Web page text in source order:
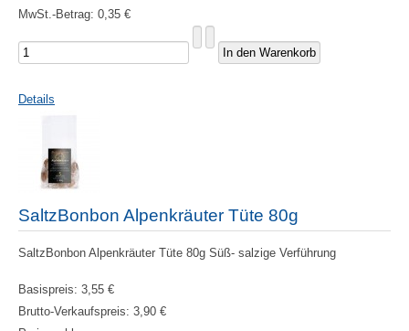
MwSt.-Betrag: 0,35 €
Details
SaltzBonbon Alpenkräuter Tüte 80g
SaltzBonbon Alpenkräuter Tüte 80g Süß- salzige Verführung
Basispreis: 3,55 €
Brutto-Verkaufspreis: 3,90 €